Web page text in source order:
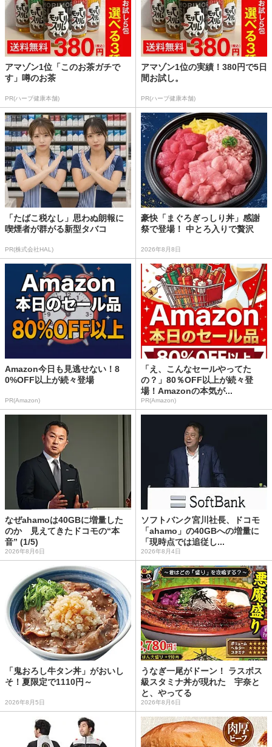
アマゾン1位「このお茶ガチで
す」噂のお茶
PR(ハーブ健康本舗)
アマゾン1位の実績！380円で5日
間お試し。
PR(ハーブ健康本舗)
「たばこ税なし」思わぬ朗報に
喫煙者が群がる新型タバコ
PR(株式会社HAL)
豪快「まぐろぎっしり丼」感謝
祭で登場！ 中とろ入りで贅沢
2026年8月8日
Amazon今日も見逃せない！8
0%OFF以上が続々登場
PR(Amazon)
「え、こんなセールやってた
の？」80％OFF以上が続々登
場！Amazonの本気が...
PR(Amazon)
なぜahamoは40GBに増量した
のか 見えてきたドコモの“本
音” (1/5)
2026年8月6日
ソフトバンク宮川社長、ドコモ
「ahamo」の40GBへの増量に
「現時点では追従し...
2026年8月4日
「鬼おろし牛タン丼」がおいし
そ！夏限定で1110円～
2026年8月5日
うなぎ一尾がドーン！ ラスボス
級スタミナ丼が現れた 宇奈と
と、やってる
2026年8月6日